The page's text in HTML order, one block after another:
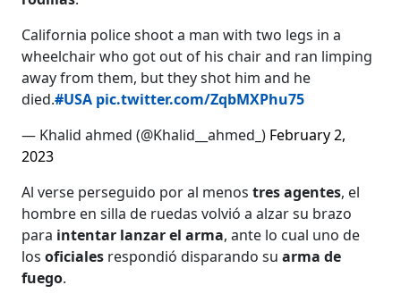
California police shoot a man with two legs in a
wheelchair who got out of his chair and ran limping
away from them, but they shot him and he
died.#USA pic.twitter.com/ZqbMXPhu75
— Khalid ahmed (@Khalid__ahmed_) February 2,
2023
Al verse perseguido por al menos tres agentes, el
hombre en silla de ruedas volvió a alzar su brazo
para intentar lanzar el arma, ante lo cual uno de
losoficiales respondió disparando suarma de
fuego.